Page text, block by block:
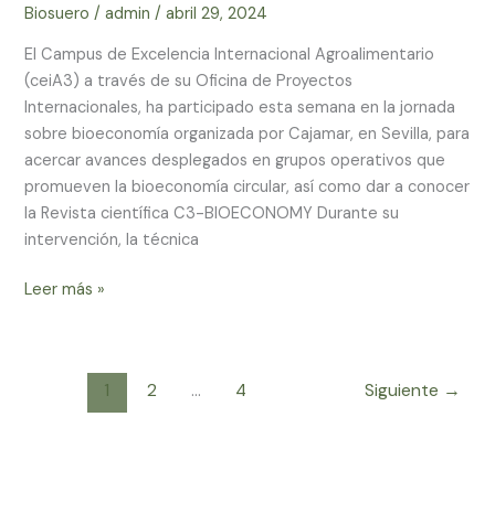
Biosuero /admin/abril 29, 2024
El Campus de Excelencia Internacional Agroalimentario
(ceiA3) a través de su Oficina de Proyectos
Internacionales, ha participado esta semana en la jornada
sobre bioeconomía organizada por Cajamar, en Sevilla, para
acercar avances desplegados en grupos operativos que
promueven la bioeconomía circular, así como dar a conocer
la Revista científica C3-BIOECONOMY Durante su
intervención, la técnica
circular
acercar
avances
Leer más »
1 2 … 4 Siguiente →